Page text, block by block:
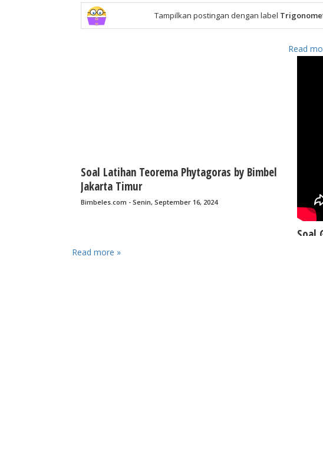
Tampilkan postingan dengan label
Soal Latihan Teorema Phytagoras by Bimbel
Jakarta Timur
Bimbeles.com - Senin, September 16, 2024
Read
Soal
Read more »